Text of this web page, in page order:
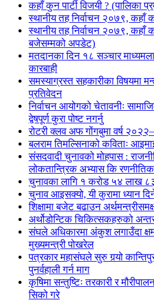
कहाँ कुन पार्टी विजयी ? (पालिका
स्थानीय तह निर्वाचन २०७९, कहाँ
स्थानीय तह निर्वाचन २०७९, कहाँ
बजेसम्मको अपडेट)
मतदानका दिन १८ सञ्चार
कारबाही
समस्याग्रस्त सहकारीका विषयमा
प्रतिवेदन
निर्वाचन आयोगको चेतावनीः
द्वेषपूर्ण कुरा पोष्ट नगर्नु
रोटरी क्लव अफ गोंगबुमा वर्ष
बलराम तिमल्सिनाको कविताः
संसदवादी चुनावको मोहपास :
लोकतान्त्रिक अभ्यास कि
चुनावका लागि १ करोड ५४ लाख
चुनाव आइसक्यो, यी कुरामा ध्यान
शिक्षामा बजेट बढाउन
अर्थोडोन्टिक चिकित्सकहरुको
संघले अधिकारमा अंकुश लगाउँदा
मुख्यमन्त्री पोखरेल
पत्रकार महासंघले सुरु गर्‍यो
पुनर्वहाली गर्न माग
कृषिमा सन्तुष्टिः तरकारी र
सिको गरे